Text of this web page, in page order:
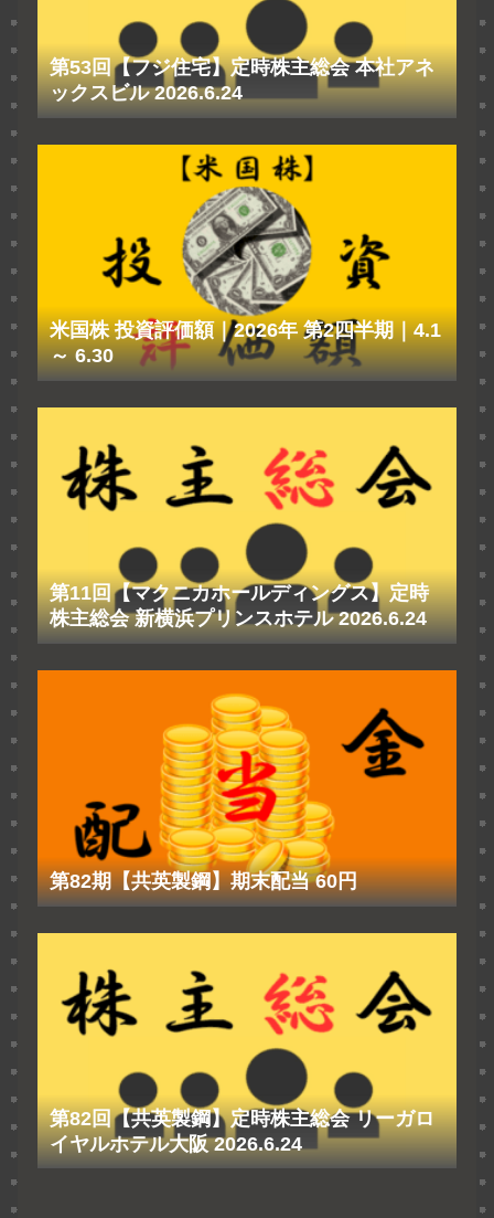
第53回【フジ住宅】定時株主総会 本社アネ
ックスビル 2026.6.24
米国株 投資評価額｜2026年 第2四半期｜4.1
～ 6.30
第11回【マクニカホールディングス】定時
株主総会 新横浜プリンスホテル 2026.6.24
第82期【共英製鋼】期末配当 60円
第82回【共英製鋼】定時株主総会 リーガロ
イヤルホテル大阪 2026.6.24